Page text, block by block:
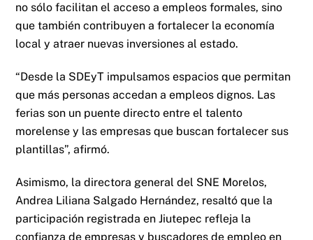
no sólo facilitan el acceso a empleos formales, sino
que también contribuyen a fortalecer la economía
local y atraer nuevas inversiones al estado.
“Desde la SDEyT impulsamos espacios que permitan
que más personas accedan a empleos dignos. Las
ferias son un puente directo entre el talento
morelense y las empresas que buscan fortalecer sus
plantillas”, afirmó.
Asimismo, la directora general del SNE Morelos,
Andrea Liliana Salgado Hernández, resaltó que la
participación registrada en Jiutepec refleja la
confianza de empresas y buscadores de empleo en